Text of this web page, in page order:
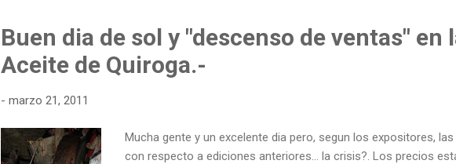
Buen dia de sol y "descenso de ventas" en
Aceite de Quiroga.-
- marzo 21, 2011
Mucha gente y un excelente dia pero, segun los expositores,
con respecto a ediciones anteriores... la crisis?. Los precios